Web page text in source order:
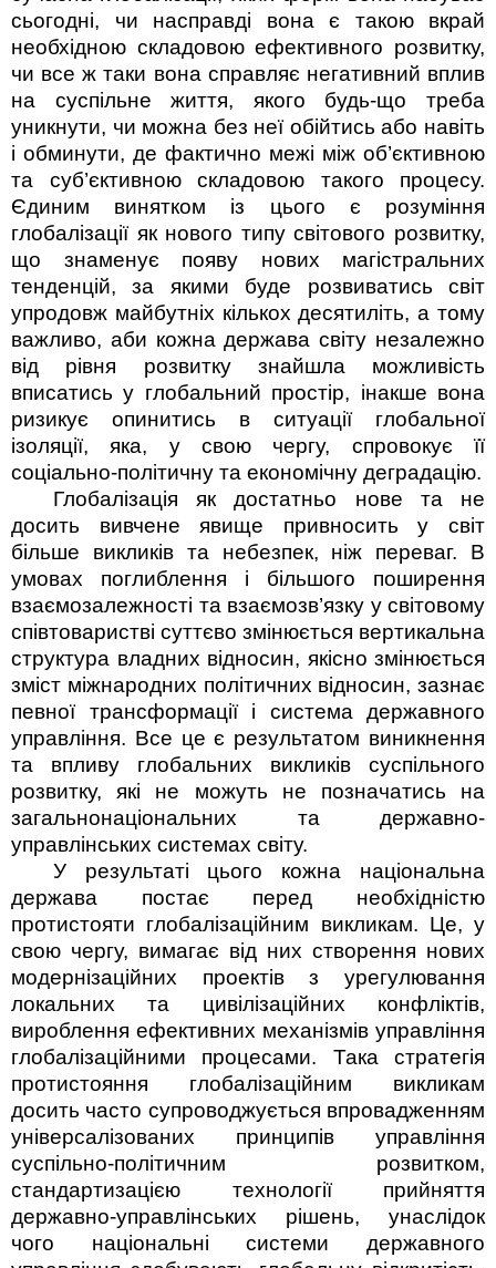
сьогодні, чи насправді вона є такою вкрай
необхідною складовою ефективного розвитку,
чи все ж таки вона справляє негативний вплив
на суспільне життя, якого будь-що треба
уникнути, чи можна без неї обійтись або навіть
і обминути, де фактично межі між об’єктивною
та суб’єктивною складовою такого процесу.
Єдиним винятком із цього є розуміння
глобалізації як нового типу світового розвитку,
що знаменує появу нових магістральних
тенденцій, за якими буде розвиватись світ
упродовж майбутніх кількох десятиліть, а тому
важливо, аби кожна держава світу незалежно
від рівня розвитку знайшла можливість
вписатись у глобальний простір, інакше вона
ризикує опинитись в ситуації глобальної
ізоляції, яка, у свою чергу, спровокує її
соціально-політичну та економічну деградацію.
Глобалізація як достатньо нове та не
досить вивчене явище привносить у світ
більше викликів та небезпек, ніж переваг. В
умовах поглиблення і більшого поширення
взаємозалежності та взаємо­зв’язку у світовому
співтоваристві суттєво змінюється вертикальна
структура владних відносин, якісно змінюється
зміст міжнародних політичних відносин, зазнає
певної трансформації і система державного
управління. Все це є результатом виникнення
та впливу глобальних викликів суспільного
розвитку, які не можуть не позначатись на
загальнонаціональних та державно-
управлінських системах світу.
У результаті цього кожна національна
держава постає перед необхідністю
протистояти глобалізаційним викликам. Це, у
свою чергу, вимагає від них створення нових
модернізаційних проектів з урегулювання
локальних та цивілізаційних конфліктів,
вироблення ефективних механізмів управління
глобалізаційними процесами. Така стратегія
протистояння глобалізаційним викликам
досить часто су­проводжується впровадженням
універсалізованих принципів управління
суспільно-політичним розвитком,
стандартизацією технології прийняття
державно-управлінських рішень, унаслідок
чого національні системи державного